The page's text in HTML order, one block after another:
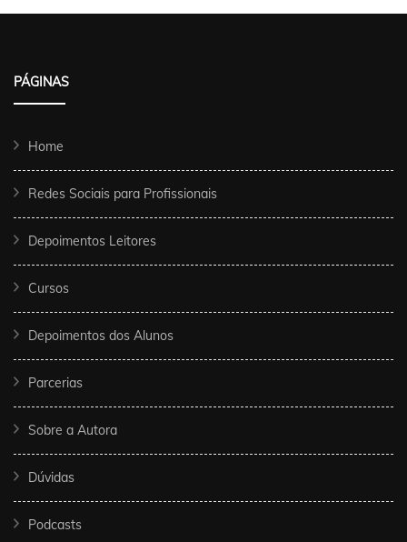
PÁGINAS
Home
Redes Sociais para Profissionais
Depoimentos Leitores
Cursos
Depoimentos dos Alunos
Parcerias
Sobre a Autora
Dúvidas
Podcasts